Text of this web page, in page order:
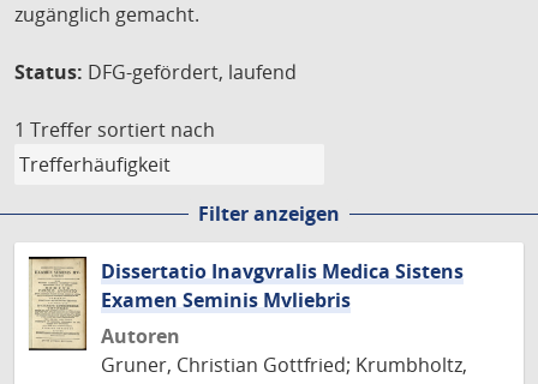
zugänglich gemacht.
Status: DFG-gefördert, laufend
1 Treffer sortiert nach
Filter anzeigen
Dissertatio Inavgvralis Medica Sistens
Examen Seminis Mvliebris
Autoren
Gruner, Christian Gottfried; Krumbholtz,